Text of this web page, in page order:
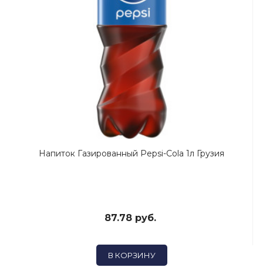
Напиток Газированный Pepsi-Cola 1л Грузия
87.78 руб.
В КОРЗИНУ